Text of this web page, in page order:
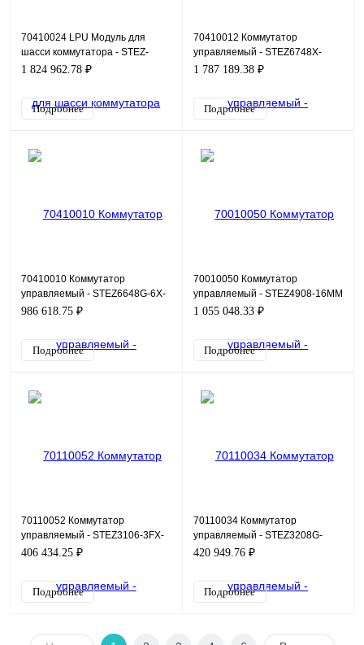
70410024 LPU Модуль для
шасси коммутатора - STEZ-
CORE-LS-48GS
1 824 962.78 ₽
Подробнее
70410012 Коммутатор
управляемый - STEZ6748X-
2QX-4CX
1 787 189.38 ₽
Подробнее
70410010 Коммутатор
управляемый - STEZ6648G-6X-
POE
986 618.75 ₽
Подробнее
70010050 Коммутатор
управляемый - STEZ4908-16ММ
1 055 048.33 ₽
Подробнее
70110052 Коммутатор
управляемый - STEZ3106-3FX-
ST
406 434.25 ₽
Подробнее
70110034 Коммутатор
управляемый - STEZ3208G-
4GSFP-PN
420 949.76 ₽
Подробнее